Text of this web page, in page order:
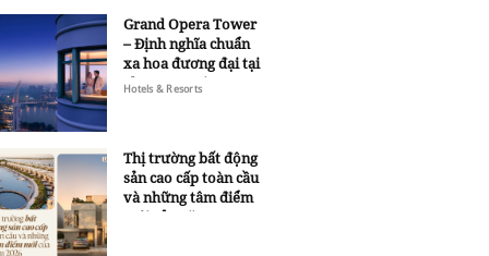
Grand Opera Tower
– Định nghĩa chuẩn
xa hoa đương đại tại
Sheraton Saigon
Hotels & Resorts
Thị trường bất động
sản cao cấp toàn cầu
và những tâm điểm
mới của năm 2026